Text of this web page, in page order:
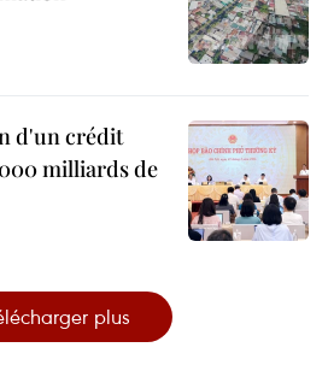
d'un crédit
milliards de
plus